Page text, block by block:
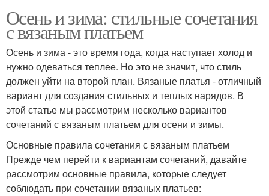
Осень и зима: стильные сочетания
с вязаным платьем
Осень и зима - это время года, когда наступает холод и
нужно одеваться теплее. Но это не значит, что стиль
должен уйти на второй план. Вязаные платья - отличный
вариант для создания стильных и теплых нарядов. В
этой статье мы рассмотрим несколько вариантов
сочетаний с вязаным платьем для осени и зимы.
Основные правила сочетания с вязаным платьем
Прежде чем перейти к вариантам сочетаний, давайте
рассмотрим основные правила, которые следует
соблюдать при сочетании вязаных платьев: